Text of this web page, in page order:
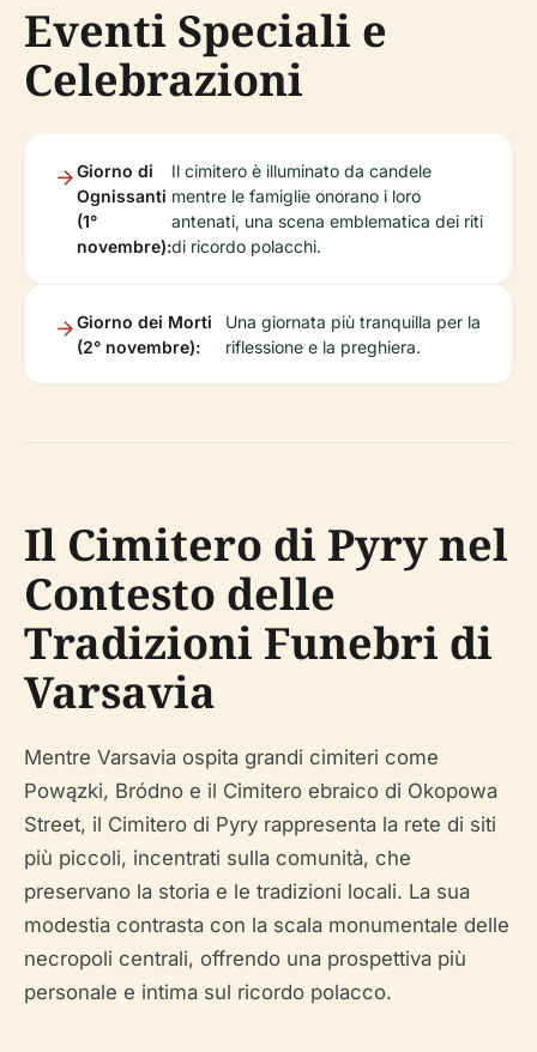
Eventi Speciali e
Celebrazioni
Giorno di
Ognissanti
(1°
novembre):
Il cimitero è illuminato da candele
mentre le famiglie onorano i loro
antenati, una scena emblematica dei riti
di ricordo polacchi.
Giorno dei Morti
(2° novembre):
Una giornata più tranquilla per la
riflessione e la preghiera.
Il Cimitero di Pyry nel
Contesto delle
Tradizioni Funebri di
Varsavia
Mentre Varsavia ospita grandi cimiteri come
Powązki, Bródno e il Cimitero ebraico di Okopowa
Street, il Cimitero di Pyry rappresenta la rete di siti
più piccoli, incentrati sulla comunità, che
preservano la storia e le tradizioni locali. La sua
modestia contrasta con la scala monumentale delle
necropoli centrali, offrendo una prospettiva più
personale e intima sul ricordo polacco.